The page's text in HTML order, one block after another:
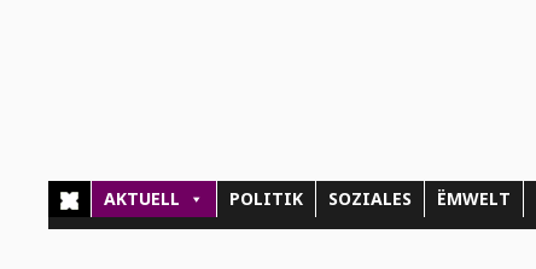
AKTUELL POLITIK SOZIALES ËMWELT